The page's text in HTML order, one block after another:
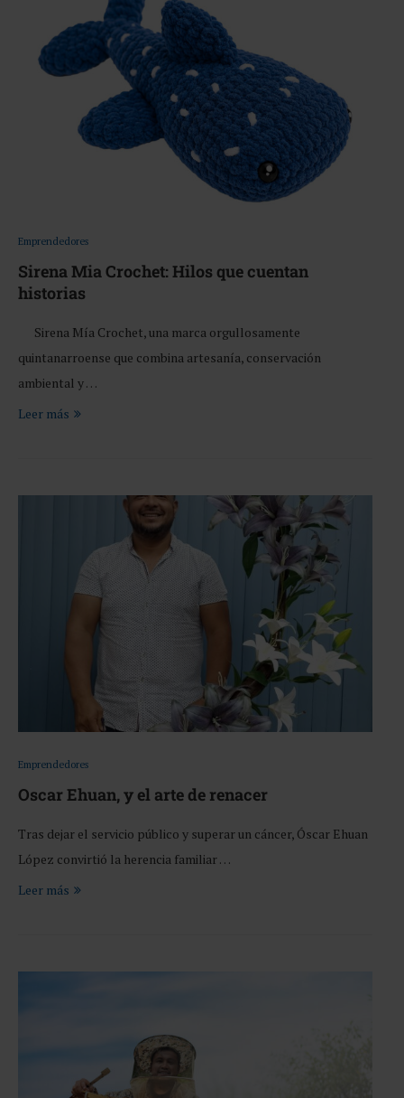
Emprendedores
Sirena Mia Crochet: Hilos que cuentan
historias
Sirena Mía Crochet, una marca orgullosamente
quintanarroense que combina artesanía, conservación
ambiental y …
Leer más
Emprendedores
Oscar Ehuan, y el arte de renacer
Tras dejar el servicio público y superar un cáncer, Óscar Ehuan
López convirtió la herencia familiar …
Leer más